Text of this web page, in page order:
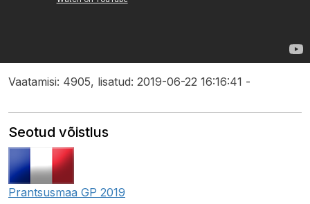
Vaatamisi: 4905, lisatud: 2019-06-22 16:16:41 -
Seotud võistlus
Prantsusmaa GP 2019